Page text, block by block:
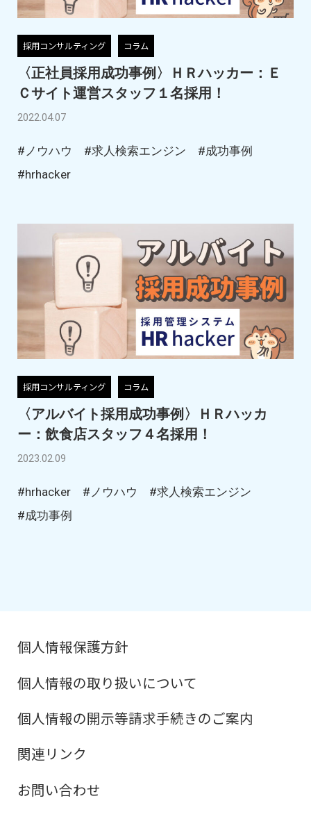
採用コンサルティング コラム
〈正社員採用成功事例〉ＨＲハッカー：Ｅ
Ｃサイト運営スタッフ１名採用！
2022.04.07
#ノウハウ #求人検索エンジン
#成功事例
#hrhacker
採用コンサルティング コラム
〈アルバイト採用成功事例〉ＨＲハッカ
ー：飲食店スタッフ４名採用！
2023.02.09
#hrhacker #ノウハウ
#求人検索エンジン
#成功事例
個人情報保護方針
個人情報の取り扱いについて
個人情報の開示等請求手続きのご案内
関連リンク
お問い合わせ